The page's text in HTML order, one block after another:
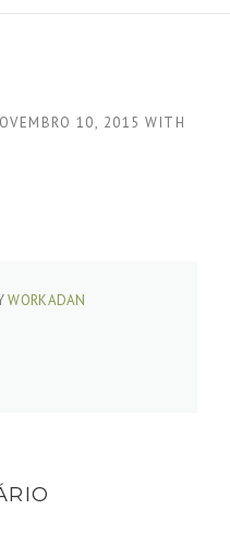
10, 2015 WITH
WORKADAN